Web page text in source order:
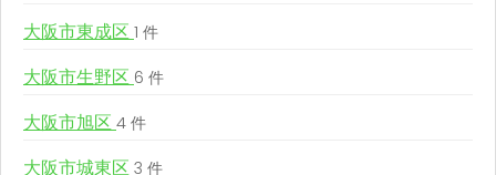
大阪市東成区 1 件
大阪市生野区 6 件
大阪市旭区 4 件
大阪市城東区 3 件